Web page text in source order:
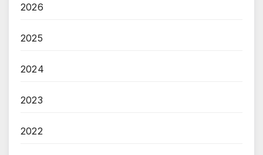
2026
2025
2024
2023
2022